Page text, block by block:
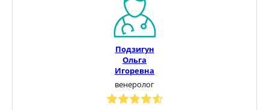
Подзигун
Ольга
Игоревна
венеролог